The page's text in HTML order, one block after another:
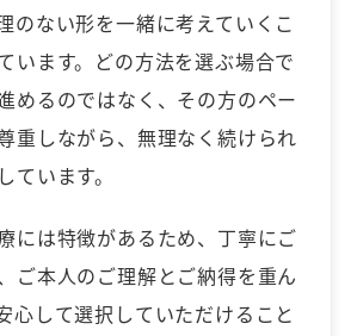
のない形を一緒に考えていくこ
います。どの方法を選ぶ場合で
めるのではなく、その方のペー
重しながら、無理なく続けられ
ています。
には特徴があるため、丁寧にご
ご本人のご理解とご納得を重ん
心して選択していただけること